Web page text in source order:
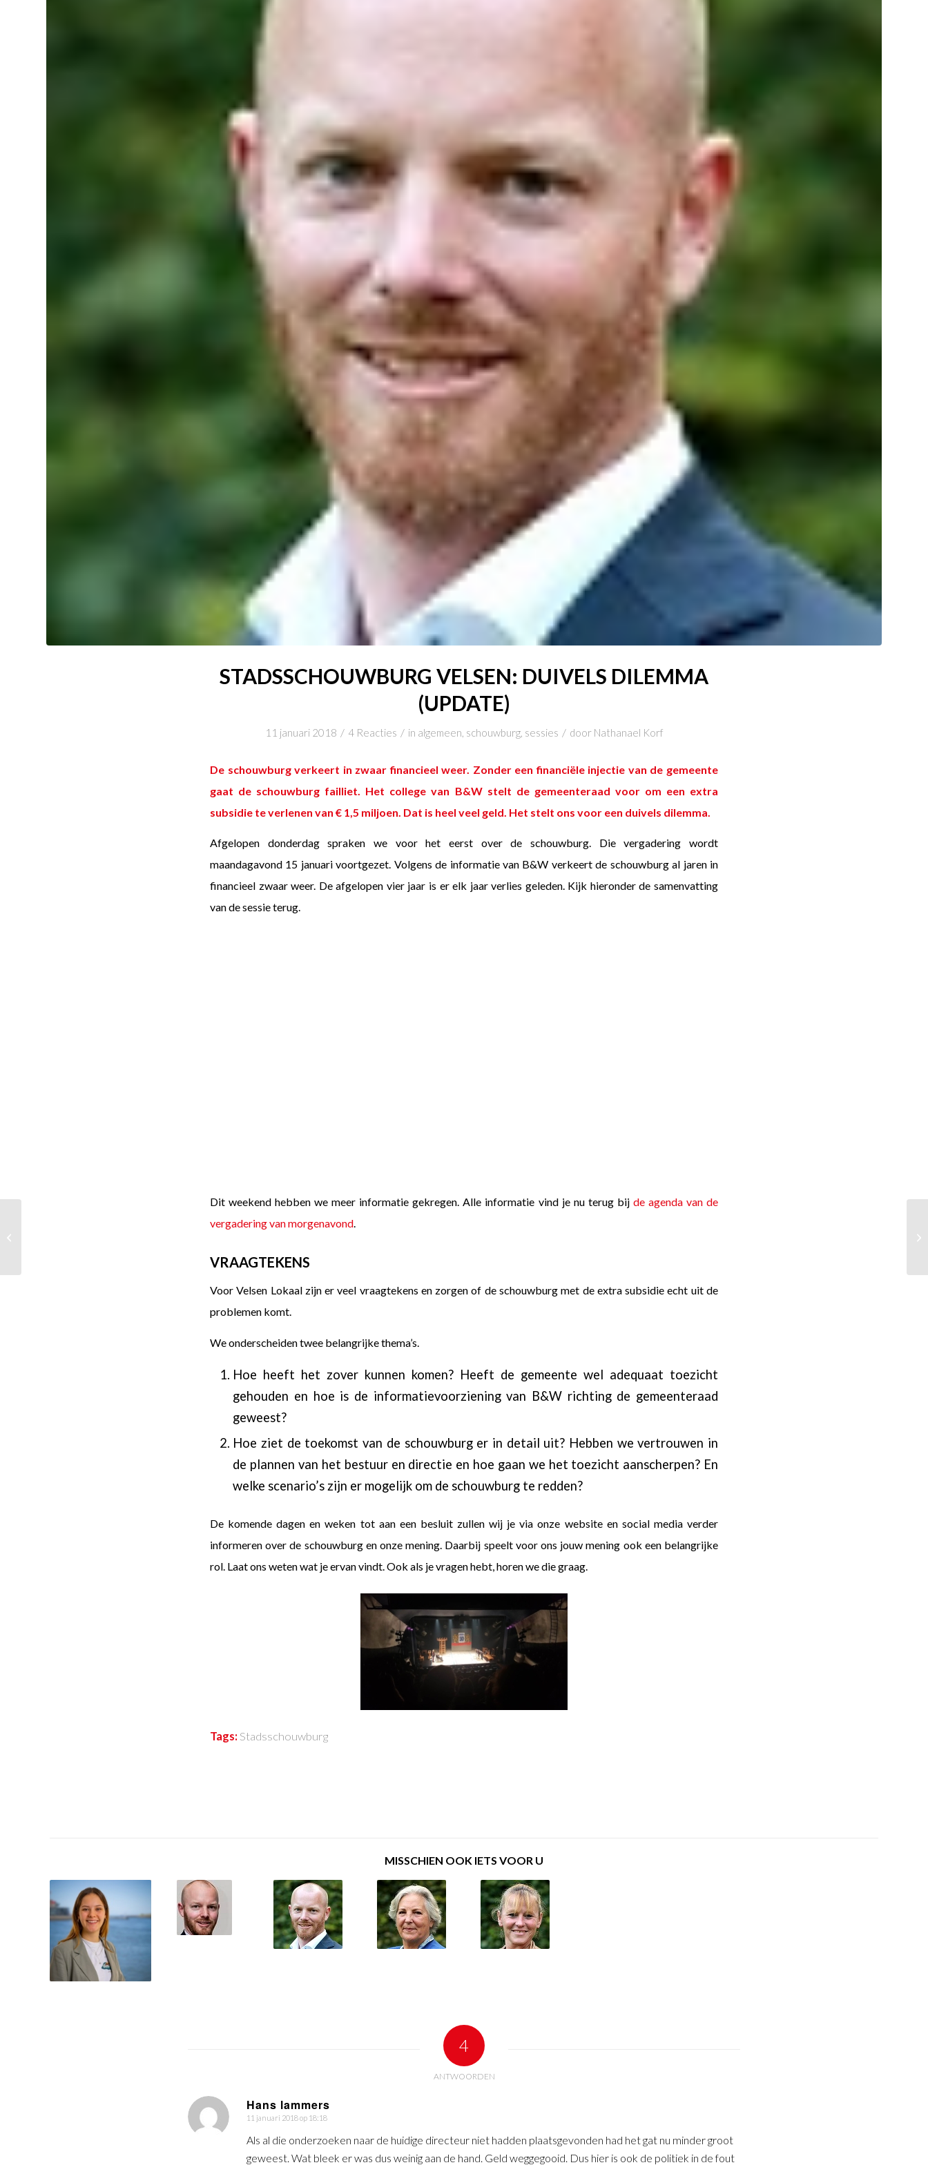
STADSSCHOUWBURG VELSEN: DUIVELS DILEMMA
(UPDATE)
11 januari 2018 / 4 Reacties / in algemeen, schouwburg, sessies / door Nathanael Korf
De schouwburg verkeert in zwaar financieel weer. Zonder een financiële injectie van de gemeente
gaat de schouwburg failliet. Het college van B&W stelt de gemeenteraad voor om een extra
subsidie te verlenen van € 1,5 miljoen. Dat is heel veel geld. Het stelt ons voor een duivels dilemma.
Afgelopen donderdag spraken we voor het eerst over de schouwburg. Die vergadering wordt
maandagavond 15 januari voortgezet. Volgens de informatie van B&W verkeert de schouwburg al jaren in
financieel zwaar weer. De afgelopen vier jaar is er elk jaar verlies geleden. Kijk hieronder de samenvatting
van de sessie terug.
Dit weekend hebben we meer informatie gekregen. Alle informatie vind je nu terug bij de agenda van de
vergadering van morgenavond.
VRAAGTEKENS
Voor Velsen Lokaal zijn er veel vraagtekens en zorgen of de schouwburg met de extra subsidie echt uit de
problemen komt.
We onderscheiden twee belangrijke thema’s.
Hoe heeft het zover kunnen komen? Heeft de gemeente wel adequaat toezicht
gehouden en hoe is de informatievoorziening van B&W richting de gemeenteraad
geweest?
Hoe ziet de toekomst van de schouwburg er in detail uit? Hebben we vertrouwen in
de plannen van het bestuur en directie en hoe gaan we het toezicht aanscherpen? En
welke scenario’s zijn er mogelijk om de schouwburg te redden?
De komende dagen en weken tot aan een besluit zullen wij je via onze website en social media verder
informeren over de schouwburg en onze mening. Daarbij speelt voor ons jouw mening ook een belangrijke
rol. Laat ons weten wat je ervan vindt. Ook als je vragen hebt, horen we die graag.
Tags: Stadsschouwburg
MISSCHIEN OOK IETS VOOR U
4
ANTWOORDEN
Hans lammers
zegt:
11 januari 2018 op 18:18
Als al die onderzoeken naar de huidige directeur niet hadden plaatsgevonden had het gat nu minder groot
geweest. Wat bleek er was dus weinig aan de hand. Geld weggegooid. Dus hier is ook de politiek in de fout